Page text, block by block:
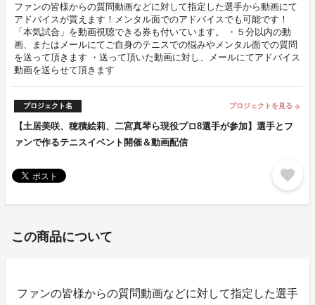
ファンの皆様からの質問動画などに対して指定した選手から動画にて
アドバイスが貰えます！メンタル面でのアドバイスでも可能です！
「本気試合」を動画視聴できる券も付いています。 ・５分以内の動
画、またはメールにてご自身のテニスでの悩みやメンタル面での質問
を送って頂きます ・送って頂いた動画に対し、メールにてアドバイス
動画を送らせて頂きます
プロジェクト名 プロジェクトを見る arrow_forward
【土居美咲、穂積絵莉、二宮真琴ら現役プロ8選手が参加】選手とフ
ァンで作るテニスイベント開催＆動画配信
favorite
この商品について
ファンの皆様からの質問動画などに対して指定した選手